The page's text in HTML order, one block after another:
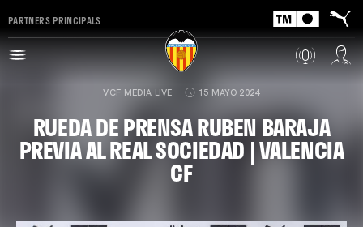
PARTNERS PRINCIPALS
VCF MEDIA LIVE 15 MAYO 2024
RUEDA DE PRENSA RUBEN BARAJA
PREVIA AL REAL SOCIEDAD | VALENCIA
CF